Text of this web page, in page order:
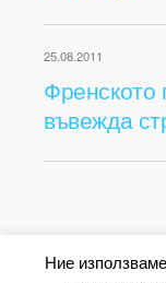
25.08.2011
Френското
въвежда
Ние